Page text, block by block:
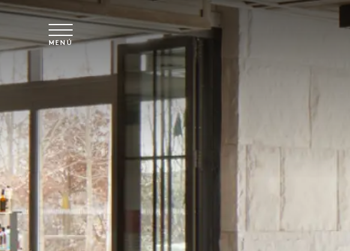
Ir al contenido principal
MENÚ